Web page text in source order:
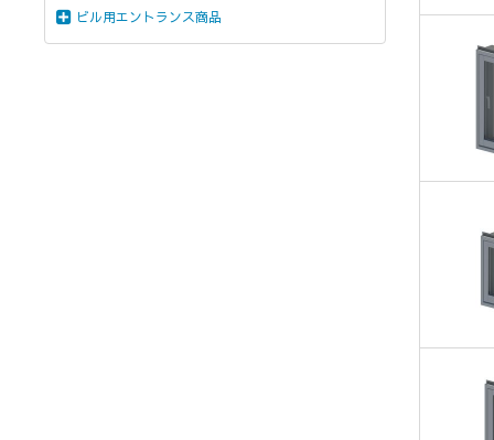
ビル用エントランス商品